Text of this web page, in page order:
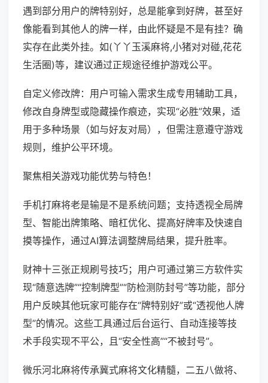
遇到部分用户的牌特别好，总是能拿到好牌，甚至好
像能看到其他人的牌一样，由此怀疑是不是有挂？确
实存在此类外挂。如(丫丫玉溪麻将,小猪对对碰,花花
生活圈)等，建议通过正规途径维护游戏公平。
自定义修改牌：用户可输入需求生成专用辅助工具，
修改自身牌型或隐藏操作痕迹，实现“必胜”效果，适
用于多种场景（如与好友对局），但需注意遵守游戏
规则，维护公平环境。
聚焦相关游戏功能优势与特色！
手机打麻将老是输是不是系统问题；支持透视全局牌
型、智能出牌策略、暗杠优化、提高好牌率及快速自
摸等操作，通过AI算法调整牌局结果，提升胜率。
财神十三张正规刷号技巧；用户可通过第三方软件实
现“随意选牌”“控制牌型”“防检测防封号”等功能，部分
用户反映其他玩家可能存在“牌特别好”或“透视他人牌
型”的情况。这些工具通过后台运行、自动连接等技
术手段实现不平公，且“安全性高”“不被封号”。
微乐河北麻将传承冀式麻将文化精髓，二五八做将、